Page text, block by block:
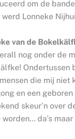
om de
Lonneke
van de
nog onder de
die mij
en een
skeur’n over
da’s